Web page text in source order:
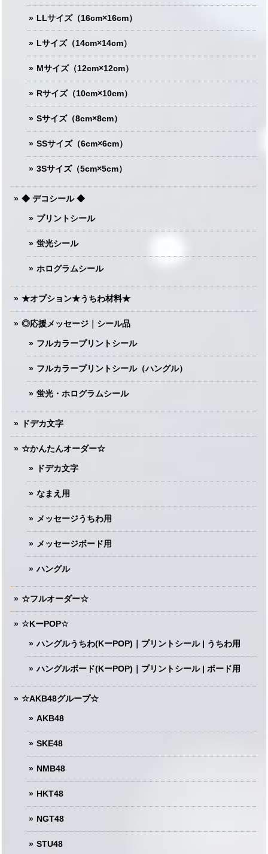
LLサイズ（16cm×16cm）
Lサイズ（14cm×14cm）
Mサイズ（12cm×12cm）
Rサイズ（10cm×10cm）
Sサイズ（8cm×8cm）
SSサイズ（6cm×6cm）
3Sサイズ（5cm×5cm）
◆ デコシール ◆
プリントシール
蛍光シール
ホログラムシール
★オプション★うちわ材料★
◎応援メッセージ｜シール品
フルカラープリントシール
フルカラープリントシール（ハングル）
蛍光・ホログラムシール
ドデカ文字
☆かんたんオーダー☆
ドデカ文字
なまえ用
メッセージうちわ用
メッセージボード用
ハングル
☆フルオーダー☆
☆KーPOP☆
ハングルうちわ(KーPOP)｜プリントシール | うちわ用
ハングルボード(KーPOP)｜プリントシール | ボード用
☆AKB48グループ☆
AKB48
SKE48
NMB48
HKT48
NGT48
STU48